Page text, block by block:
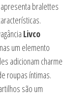
apresenta bralettes
Livco
um elemento
adicionam charme
roupas íntimas.
são um